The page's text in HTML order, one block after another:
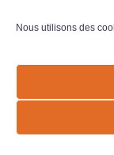
Nous utilisons des